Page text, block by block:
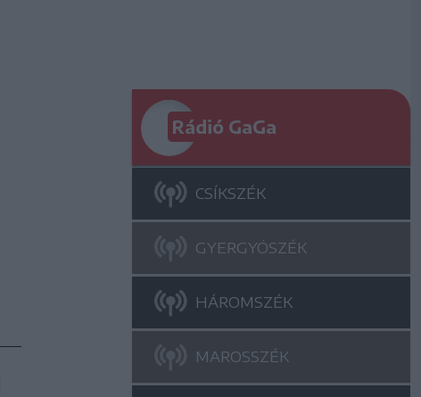
Rádió GaGa
CSÍKSZÉK
GYERGYÓSZÉK
HÁROMSZÉK
MAROSSZÉK